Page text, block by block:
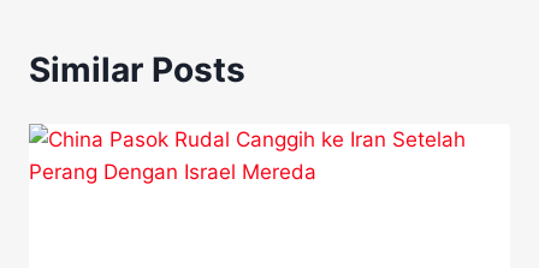
Similar Posts